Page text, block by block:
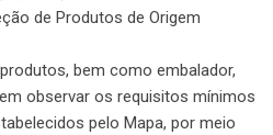
de Produtos de Origem
bem como embalador,
observar os requisitos mínimos
pelo Mapa, por meio